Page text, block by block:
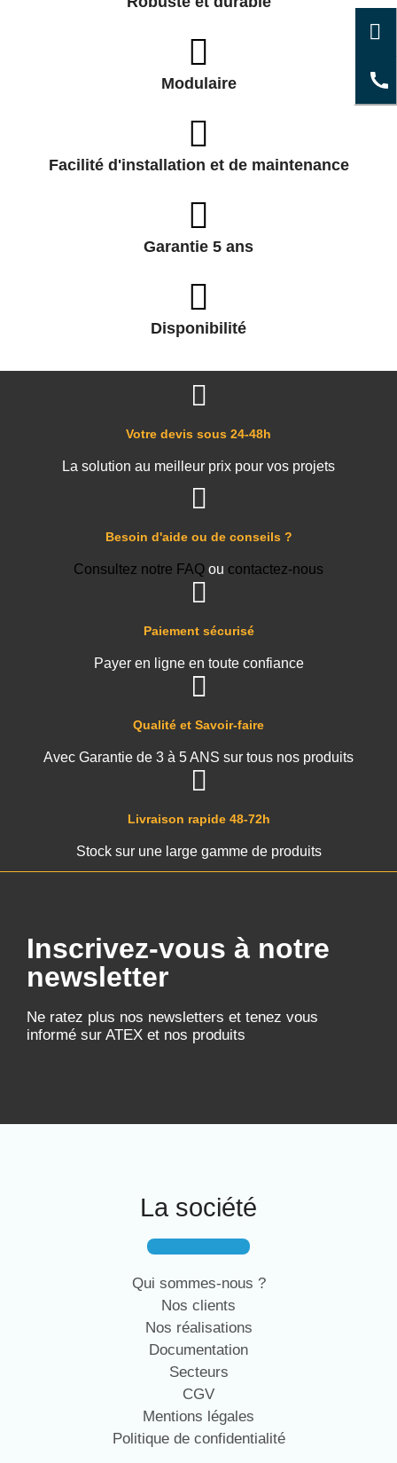
Modulaire
Facilité d'installation et de maintenance
Garantie 5 ans
Disponibilité
Livraison rapide 48-72h
Stock sur une large gamme de produits
Qualité et Savoir-faire
Avec Garantie de 3 à 5 ANS sur tous nos produits
Paiement sécurisé
Payer en ligne en toute confiance
Besoin d'aide ou de conseils ?
Consultez notre FAQ ou contactez-nous
Votre devis sous 24-48h
La solution au meilleur prix pour vos projets
Inscrivez-vous à notre
newsletter
Ne ratez plus nos newsletters et tenez vous
informé sur ATEX et nos produits
La société
Qui sommes-nous ?
Nos clients
Nos réalisations
Documentation
Secteurs
CGV
Mentions légales
Politique de confidentialité